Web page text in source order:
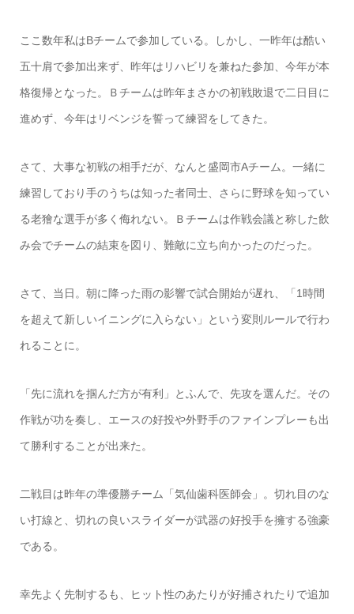
ここ数年私はBチームで参加している。しかし、一昨年は酷い
五十肩で参加出来ず、昨年はリハビリを兼ねた参加、今年が本
格復帰となった。Ｂチームは昨年まさかの初戦敗退で二日目に
進めず、今年はリベンジを誓って練習をしてきた。
さて、大事な初戦の相手だが、なんと盛岡市Aチーム。一緒に
練習しており手のうちは知った者同士、さらに野球を知ってい
る老獪な選手が多く侮れない。Ｂチームは作戦会議と称した飲
み会でチームの結束を図り、難敵に立ち向かったのだった。
さて、当日。朝に降った雨の影響で試合開始が遅れ、「1時間
を超えて新しいイニングに入らない」という変則ルールで行わ
れることに。
「先に流れを掴んだ方が有利」とふんで、先攻を選んだ。その
作戦が功を奏し、エースの好投や外野手のファインプレーも出
て勝利することが出来た。
二戦目は昨年の準優勝チーム「気仙歯科医師会」。切れ目のな
い打線と、切れの良いスライダーが武器の好投手を擁する強豪
である。
幸先よく先制するも、ヒット性のあたりが好捕されたりで追加